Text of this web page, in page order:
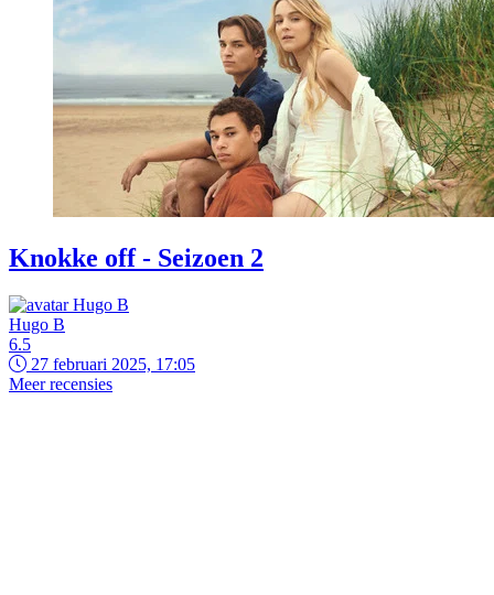
Knokke off - Seizoen 2
Hugo B
6.5
27 februari 2025, 17:05
Meer recensies